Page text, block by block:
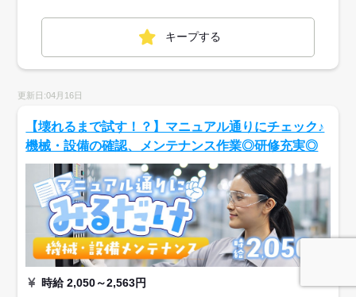
キープする
更新日:04月16日
【壊れるまで試す！？】マニュアル通りにチェック♪
機械・設備の確認、メンテナンス作業◎研修充実◎
時給 2,050～2,563円